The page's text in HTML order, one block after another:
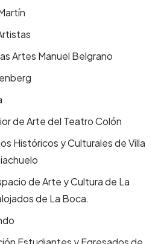
Artes Manuel Belgrano
de Arte del Teatro Colón
Históricos y Culturales de Villa
de Arte y Cultura de La
de La Boca.